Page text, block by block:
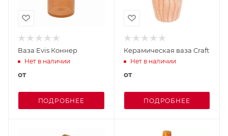
Ваза Evis Коннер
Нет в наличии
от
ПОДРОБНЕЕ
Керамическая ваза Craft
Нет в наличии
от
ПОДРОБНЕЕ